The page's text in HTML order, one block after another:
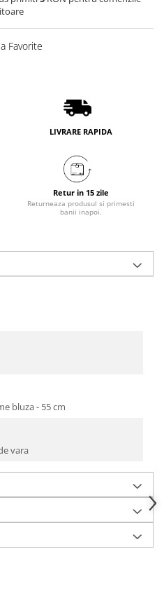
Favorite
LIVRARE RAPIDA
Retur in 15 zile
Returneaza produsul si primesti
banii inapoi.
bluza - 55 cm
vara